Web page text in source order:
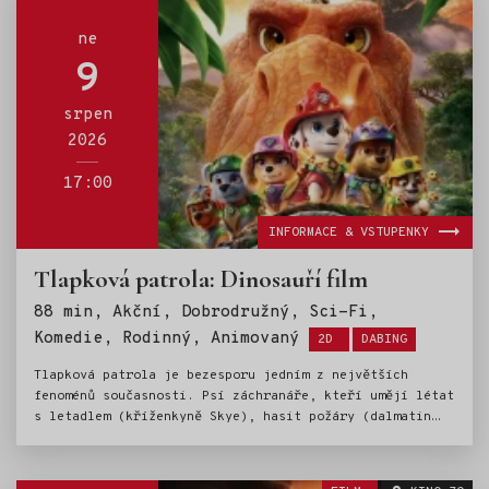
ne
9
srpen
2026
17:00
Tlapková patrola: Dinosauří film
88 min, Akční, Dobrodružný, Sci-Fi,
Komedie, Rodinný, Animovaný
Štítky:
2D DABING
Tlapková patrola je bezesporu jedním z největších
fenoménů současnosti. Psí záchranáře, kteří umějí létat
s letadlem (kříženkyně Skye), hasit požáry (dalmatin
chlupáči), milují děti po celém světě. Stejnojmenný
INFORMACE & VSTUPENKY